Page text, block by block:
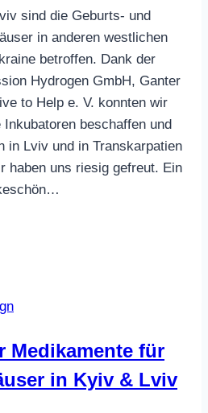
sind die Geburts- und
in anderen westlichen
betroffen. Dank der
Hydrogen GmbH, Ganter
to Help e. V. konnten wir
beschaffen und
in Lviv und in Transkarpatien
haben uns riesig gefreut. Ein
Medikamente für
in Kyiv & Lviv